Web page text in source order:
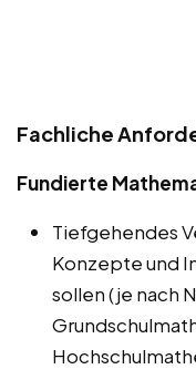
Fachliche
Fundierte
Tiefgehendes
Konzepte und
sollen (je nach